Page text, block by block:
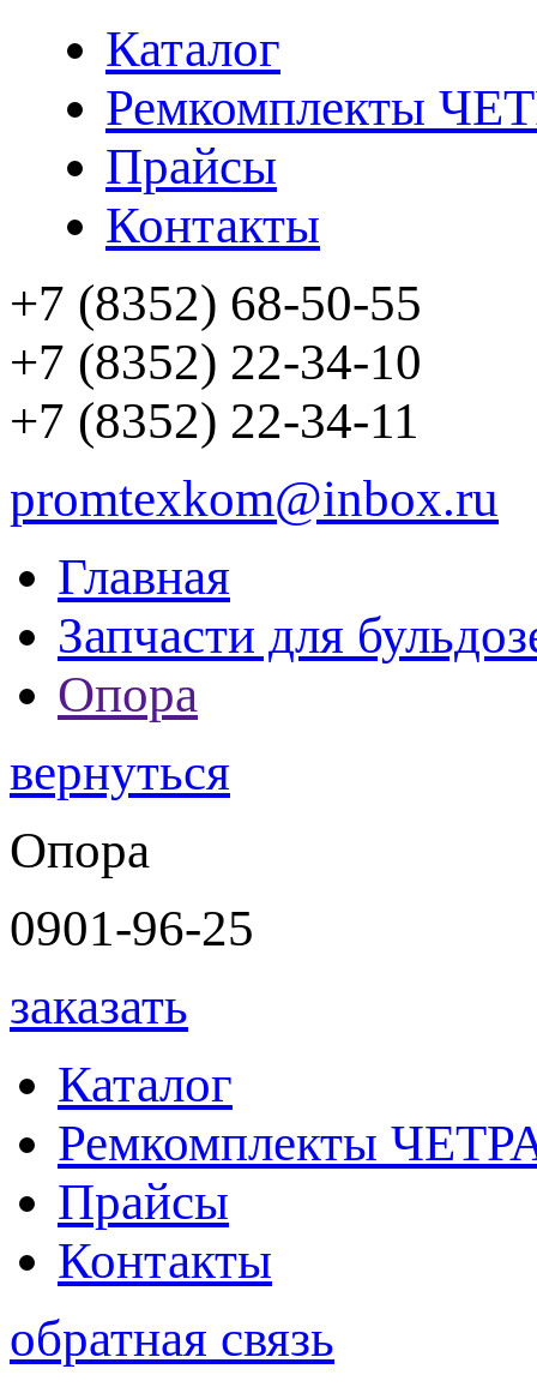
Каталог
Ремкомплекты
Прайсы
Контакты
+7 (8352) 68-50-55
+7 (8352) 22-34-10
+7 (8352) 22-34-11
promtexkom@inbox.ru
Главная
Запчасти для
Опора
вернуться
Опора
0901-96-25
заказать
Каталог
Ремкомплекты
Прайсы
Контакты
обратная связь